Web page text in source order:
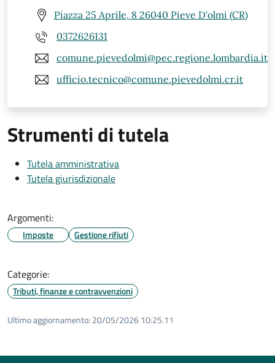
Piazza 25 Aprile, 8 26040 Pieve D'olmi (CR)
0372626131
comune.pievedolmi@pec.regione.lombardia.it
ufficio.tecnico@comune.pievedolmi.cr.it
Strumenti di tutela
Tutela amministrativa
Tutela giurisdizionale
Argomenti:
Imposte Gestione rifiuti
Categorie:
Tributi, finanze e contravvenzioni
Ultimo aggiornamento: 20/05/2026 10:25.11